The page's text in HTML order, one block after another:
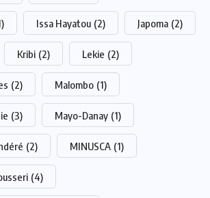
Issa Hayatou (2) Japoma (2)
Kribi (2) Lekie (2)
(2) Malombo (1)
(3) Mayo-Danay (1)
(2) MINUSCA (1)
(4)